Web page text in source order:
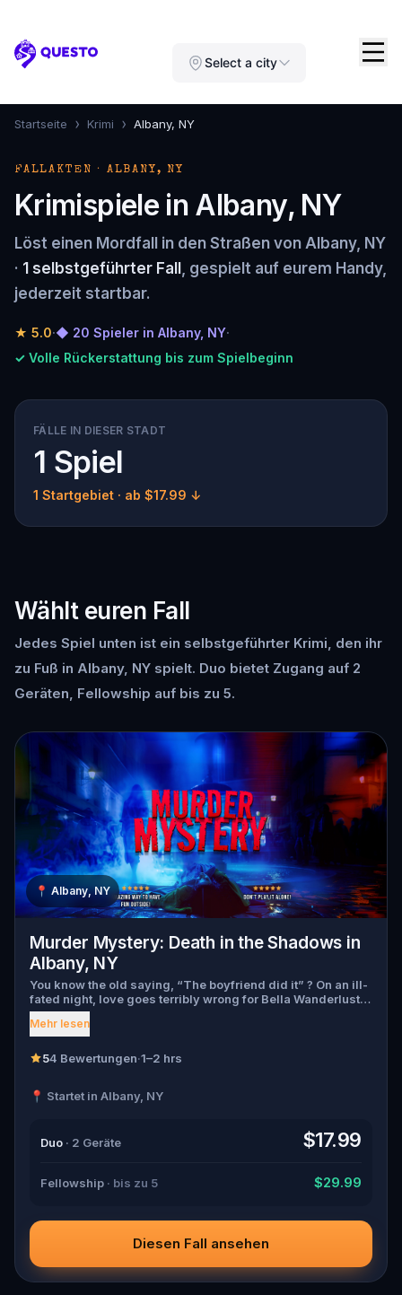
Questo Select a city
Startseite › Krimi › Albany, NY
FALLAKTEN · ALBANY, NY
Krimispiele in Albany, NY
Löst einen Mordfall in den Straßen von Albany, NY
· 1 selbstgeführter Fall , gespielt auf eurem Handy,
jederzeit startbar.
★ 5.0·◆ 20 Spieler in Albany, NY·
✓ Volle Rückerstattung bis zum Spielbeginn
FÄLLE IN DIESER STADT
1 Spiel
1 Startgebiet · ab $17.99 ↓
Wählt euren Fall
Jedes Spiel unten ist ein selbstgeführter Krimi, den ihr
zu Fuß in Albany, NY spielt. Duo bietet Zugang auf 2
Geräten, Fellowship auf bis zu 5.
📍 Albany, NY
Murder Mystery: Death in the Shadows in
Albany, NY
You know the old saying, “The boyfriend did it” ? On an ill-
fated night, love goes terribly wrong for Bella Wanderlust
and Walter Bridges . Bella, a famous travel blogger, was
found dead during a ghost tour led by the theatrical Percy
Walter, the obsessed boyfriend? Percy, the ghost tour
suspects, and expose the real murderer before they strike
Mehr lesen
54 Bewertungen·1–2 hrs
📍 Startet in Albany, NY
Duo · 2 Geräte $17.99
Fellowship · bis zu 5 $29.99
Diesen Fall ansehen